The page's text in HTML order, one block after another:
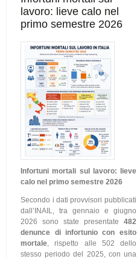
lavoro: lieve calo nel
primo semestre 2026
Infortuni mortali sul lavoro: lieve
calo nel primo semestre 2026
Secondo i dati provvisori pubblicati
dall’INAIL, tra gennaio e giugno
2026 sono state presentate 482
denunce di infortunio con esito
mortale , rispetto alle 502 dello
stesso periodo del 2025, con una